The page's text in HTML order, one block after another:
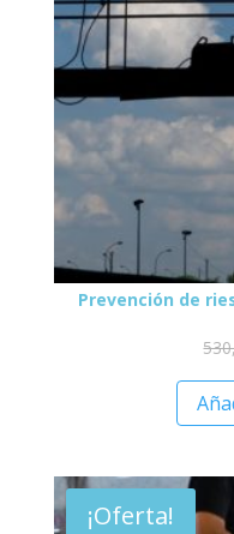
Prevención de
¡Oferta!